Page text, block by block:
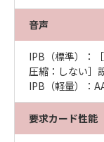
音声
IPB（標準）：
圧縮：しない］
IPB（軽量）：
要求カード性能